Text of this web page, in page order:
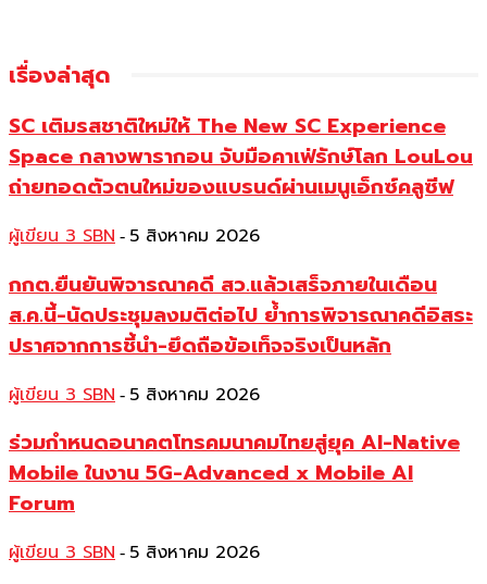
เรื่องล่าสุด
SC เติมรสชาติใหม่ให้ The New SC Experience
Space กลางพารากอน จับมือคาเฟ่รักษ์โลก LouLou
ถ่ายทอดตัวตนใหม่ของแบรนด์ผ่านเมนูเอ็กซ์คลูซีฟ
ผู้เขียน 3 SBN - 5 สิงหาคม 2026
กกต.ยืนยันพิจารณาคดี สว.แล้วเสร็จภายในเดือน
ส.ค.นี้-นัดประชุมลงมติต่อไป ย้ำการพิจารณาคดีอิสระ
ปราศจากการชี้นำ-ยึดถือข้อเท็จจริงเป็นหลัก
ผู้เขียน 3 SBN - 5 สิงหาคม 2026
ร่วมกำหนดอนาคตโทรคมนาคมไทยสู่ยุค AI-Native
Mobile ในงาน 5G-Advanced x Mobile AI
Forum
ผู้เขียน 3 SBN - 5 สิงหาคม 2026